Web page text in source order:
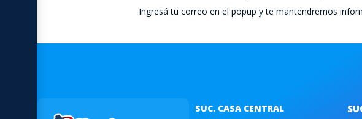
Ingresá tu correo en el popup y te mantendremos
SUC. CASA CENTRAL